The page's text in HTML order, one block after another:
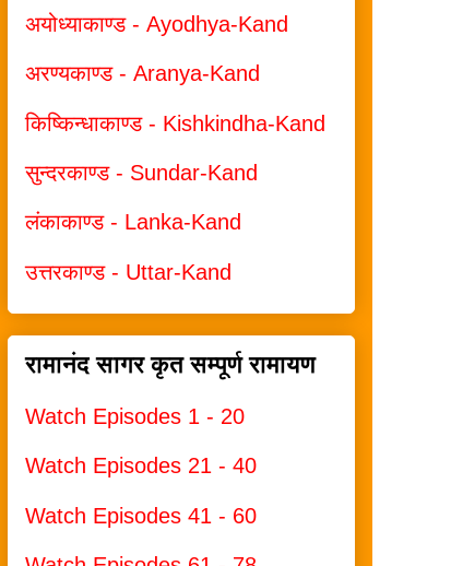
अयोध्याकाण्ड - Ayodhya-Kand
अरण्यकाण्ड - Aranya-Kand
किष्किन्धाकाण्ड - Kishkindha-Kand
सुन्दरकाण्ड - Sundar-Kand
लंकाकाण्ड - Lanka-Kand
उत्तरकाण्ड - Uttar-Kand
रामानंद सागर कृत सम्पूर्ण रामायण
Watch Episodes 1 - 20
Watch Episodes 21 - 40
Watch Episodes 41 - 60